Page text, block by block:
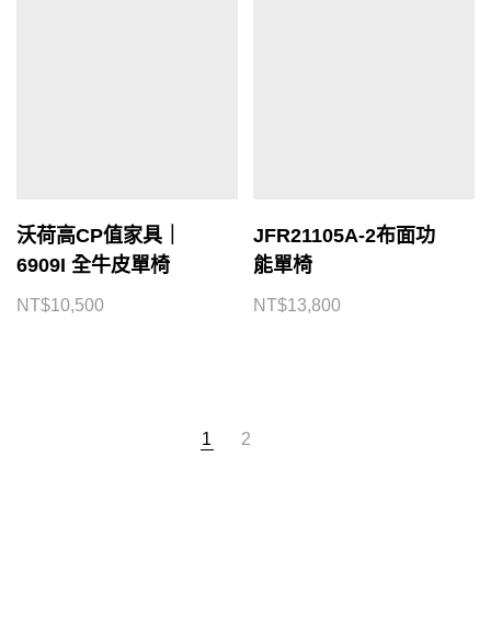
沃荷高CP值家具｜
6909I 全牛皮單椅
NT$10,500
JFR21105A-2布面功
能單椅
NT$13,800
1 2